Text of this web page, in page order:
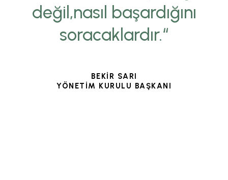
değil,nasıl başardığını
soracaklardır.“
BEKİR SARI
YÖNETİM KURULU BAŞKANI